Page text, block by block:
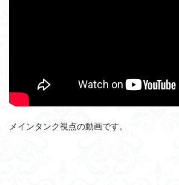
メインタンク視点の動画です。